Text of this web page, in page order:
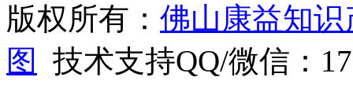
版权所有： 佛山康益知
图
技术支持QQ/微信：